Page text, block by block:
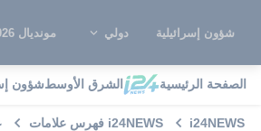
شؤون إسرائيلية دولي مونديال 2026
الصفحة الرئيسية الشرق الأوسطشؤون
i24NEWS i24NEWS فهرس علامات